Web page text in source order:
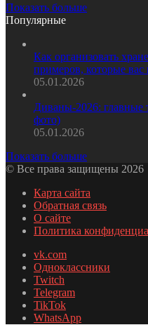
Показать больше
Популярные
Как организовать
примеров, которые вас
05.01.2026
Диваны-2026: главные
фото)
05.01.2026
Показать больше
© Все права защищены 2026
Карта сайта
Обратная связь
О сайте
Политика
vk.com
Одноклассники
Twitch
Telegram
TikTok
WhatsApp